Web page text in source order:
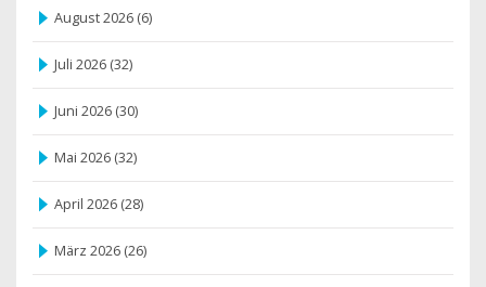
August 2026 (6)
Juli 2026 (32)
Juni 2026 (30)
Mai 2026 (32)
April 2026 (28)
März 2026 (26)